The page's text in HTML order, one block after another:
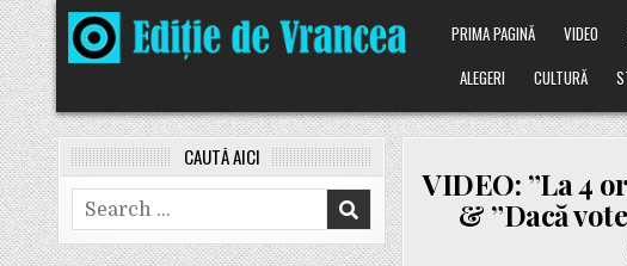
Skip
to
content
PRIMA PAGINĂ VIDEO
ALEGERI
CULTURĂ
VIDEO: ”La 4
& ”Dacă
CAUTĂ AICI
Search
for: